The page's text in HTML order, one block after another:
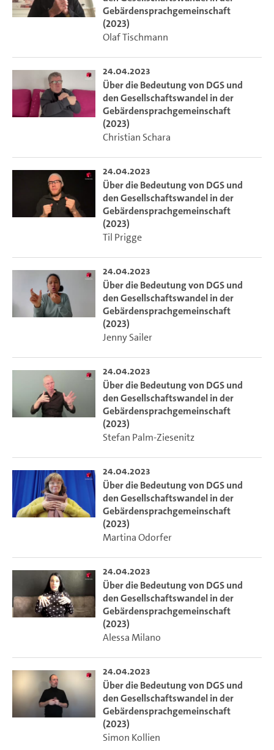
Gebärdensprachgemeinschaft
(2023)
Olaf Tischmann
24.04.2023
Über die Bedeutung von DGS und
den Gesellschaftswandel in der
Gebärdensprachgemeinschaft
(2023)
Christian Schara
24.04.2023
Über die Bedeutung von DGS und
den Gesellschaftswandel in der
Gebärdensprachgemeinschaft
(2023)
Til Prigge
24.04.2023
Über die Bedeutung von DGS und
den Gesellschaftswandel in der
Gebärdensprachgemeinschaft
(2023)
Jenny Sailer
24.04.2023
Über die Bedeutung von DGS und
den Gesellschaftswandel in der
Gebärdensprachgemeinschaft
(2023)
Stefan Palm-Ziesenitz
24.04.2023
Über die Bedeutung von DGS und
den Gesellschaftswandel in der
Gebärdensprachgemeinschaft
(2023)
Martina Odorfer
24.04.2023
Über die Bedeutung von DGS und
den Gesellschaftswandel in der
Gebärdensprachgemeinschaft
(2023)
Alessa Milano
24.04.2023
Über die Bedeutung von DGS und
den Gesellschaftswandel in der
Gebärdensprachgemeinschaft
(2023)
Simon Kollien